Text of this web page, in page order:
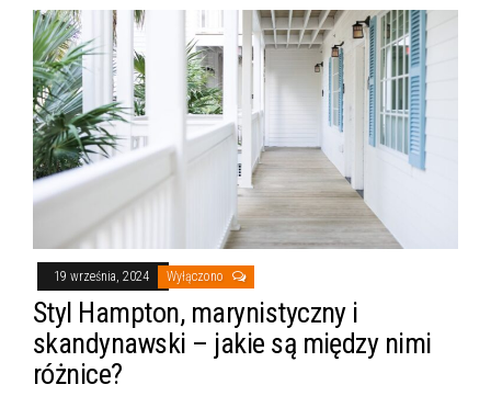
19 września, 2024 Wyłączono
Styl Hampton, marynistyczny i
skandynawski – jakie są między nimi
różnice?